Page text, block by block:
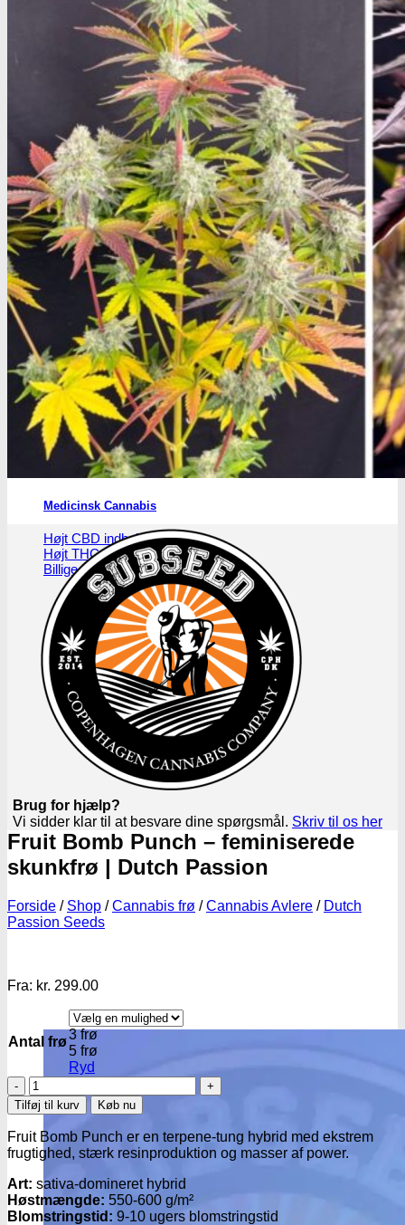
Billige Cannabis Sativa frø
Top 10 Cannabis Sativa
Cannabis Sativa mix-pakker
Cannabis Sativa bulk frø
Cannabis Indica
Feminiseret Cannabis Indica
Cannabis Indica Hybrider
Autoblomstrende Cannabis Indica
Hurtigblomstrende Indica
Diverse Cannabis Indica frø
Billige Cannabis Indica frø
Top 10 Cannabis Indica
Cannabis Indica mix-pakker
Cannabis Indica bulk frø
Autoblomstrende Cannabisfrø
Cannabis Indica - Autoblomst
Cannabis Sativa - Autoblomst
Medicinsk Cannabis
Højt CBD indhold
Højt THC indhold
Billige CBD frø
Brug for hjælp?
Vi sidder klar til at besvare dine spørgsmål. Skriv til os her
Fruit Bomb Punch – feminiserede
skunkfrø | Dutch Passion
Forside / Shop / Cannabis frø / Cannabis Avlere / Dutch
Passion Seeds
Fra: kr. 299.00
Antal frø3 frø
5 frø
Ryd
Fruit
Bomb
Punch
-
feminiserede
skunkfrø
|
Dutch
Passion
Tilføj til kurv Køb nu
Fruit Bomb Punch er en terpene-tung hybrid med ekstrem
frugtighed, stærk resinproduktion og masser af power.
Art: sativa-domineret hybrid
Høstmængde: 550-600 g/m²
Blomstringstid: 9-10 ugers blomstringstid